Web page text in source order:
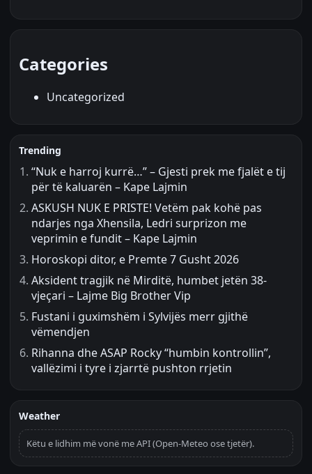
Categories
Uncategorized
Trending
“Nuk e harroj kurrë…” – Gjesti prek me fjalët e tij
për të kaluarën – Kape Lajmin
ASKUSH NUK E PRISTE! Vetëm pak kohë pas
ndarjes nga Xhensila, Ledri surprizon me
veprimin e fundit – Kape Lajmin
Horoskopi ditor, e Premte 7 Gusht 2026
Aksident tragjik në Mirditë, humbet jetën 38-
vjeçari – Lajme Big Brother Vip
Fustani i guximshëm i Sylvijës merr gjithë
vëmendjen
Rihanna dhe ASAP Rocky “humbin kontrollin”,
vallëzimi i tyre i zjarrtë pushton rrjetin
Weather
Këtu e lidhim më vonë me API (Open-Meteo ose tjetër).